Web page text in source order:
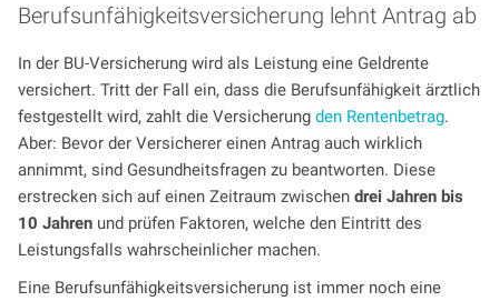
Berufsunfähigkeitsversicherung lehnt Antrag ab
In der BU-Versicherung wird als Leistung eine Geldrente
versichert. Tritt der Fall ein, dass die Berufsunfähigkeit ärztlich
festgestellt wird, zahlt die Versicherung den Rentenbetrag.
Aber: Bevor der Versicherer einen Antrag auch wirklich
annimmt, sind Gesundheitsfragen zu beantworten. Diese
erstrecken sich auf einen Zeitraum zwischen drei Jahren bis
10 Jahrenund prüfen Faktoren, welche den Eintritt des
Leistungsfalls wahrscheinlicher machen.
Eine Berufsunfähigkeitsversicherung ist immer noch eine